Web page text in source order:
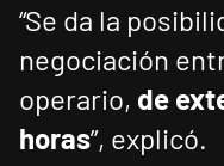
“Se da la
negociación
operario, de
horas”, explicó.